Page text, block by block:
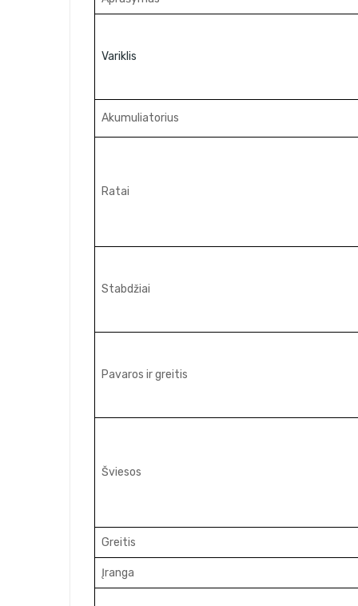
Variklis
Akumuliatorius
Ratai
Stabdžiai
Pavaros ir greitis
Šviesos
Greitis
Įranga